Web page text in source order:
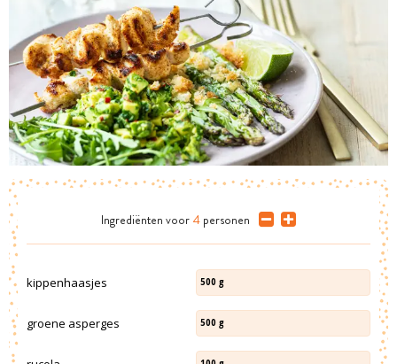
Ingrediënten voor 4 personen
kippenhaasjes 500 g
groene asperges 500 g